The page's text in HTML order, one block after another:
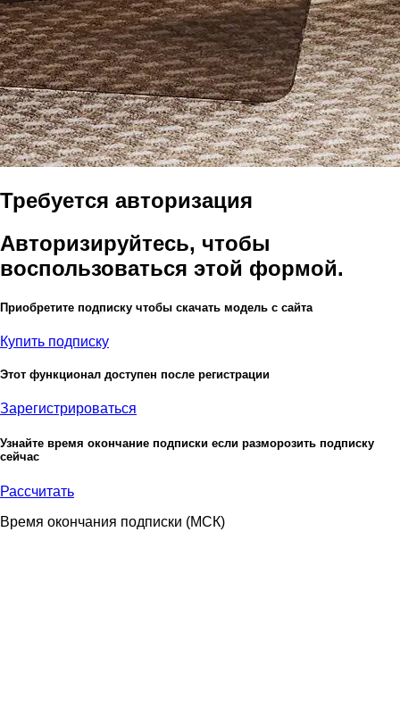
Требуется авторизация
Авторизируйтесь, чтобы
воспользоваться этой формой.
Приобретите подписку чтобы скачать модель с сайта
Купить подписку
Этот функционал доступен после регистрации
Зарегистрироваться
Узнайте время окончание подписки если разморозить подписку
сейчас
Рассчитать
Время окончания подписки (МСК)